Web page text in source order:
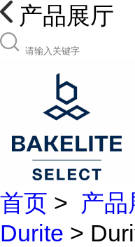
产品展厅
首页 > 产品
Durite >